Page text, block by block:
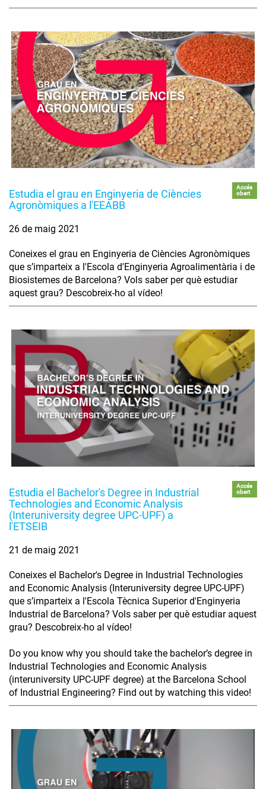
Estudia el grau en Enginyeria de Ciències
Agronòmiques a l'EEABB
Accés
obert
26 de maig 2021
Coneixes el grau en Enginyeria de Ciències Agronòmiques
que s’imparteix a l'Escola d'Enginyeria Agroalimentària i de
Biosistemes de Barcelona? Vols saber per què estudiar
aquest grau? Descobreix-ho al vídeo!
Estudia el Bachelor's Degree in Industrial
Technologies and Economic Analysis
(Interuniversity degree UPC-UPF) a
l'ETSEIB
Accés
obert
21 de maig 2021
Coneixes el Bachelor's Degree in Industrial Technologies
and Economic Analysis (Interuniversity degree UPC-UPF)
que s’imparteix a l'Escola Tècnica Superior d'Enginyeria
Industrial de Barcelona? Vols saber per què estudiar aquest
grau? Descobreix-ho al vídeo!
Do you know why you should take the bachelor’s degree in
Industrial Technologies and Economic Analysis
(interuniversity UPC-UPF degree) at the Barcelona School
of Industrial Engineering? Find out by watching this video!